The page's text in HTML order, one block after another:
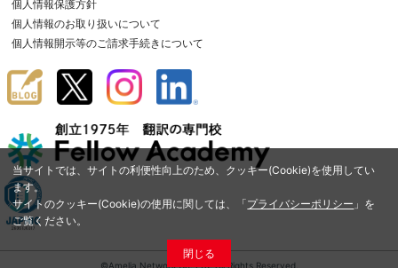
当サイトでは、サイトの利便性向上のため、クッキー(Cookie)を使用してい
ます。
サイトのクッキー(Cookie)の使用に関しては、「プライバシーポリシー 」を
ご覧ください。
閉じる
個人情報保護方針
個人情報のお取り扱いについて
個人情報開示等のご請求手続きについて
©Amelia Network Co.,Ltd. All Rights Reserved.